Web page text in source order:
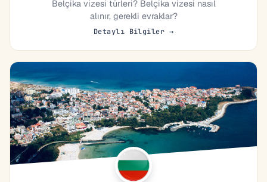
Belçika vizesi türleri? Belçika vizesi nasıl
alınır, gerekli evraklar?
Detaylı Bilgiler →